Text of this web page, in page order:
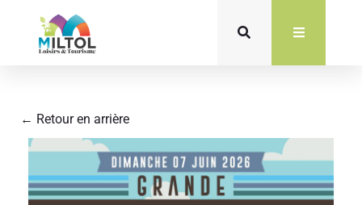
contenu
← Retour en arrière